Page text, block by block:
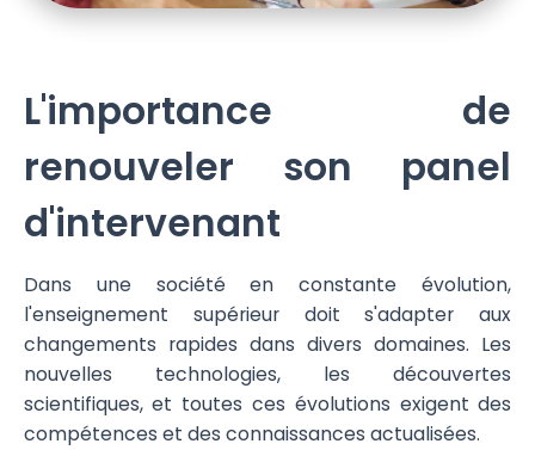
L'importance de
renouveler son panel
d'intervenant
Dans une société en constante évolution,
l'enseignement supérieur doit s'adapter aux
changements rapides dans divers domaines. Les
nouvelles technologies, les découvertes
scientifiques, et toutes ces évolutions exigent des
compétences et des connaissances actualisées.